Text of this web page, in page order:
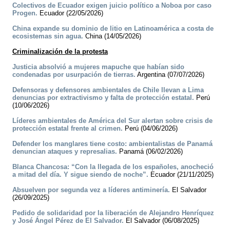
Colectivos de Ecuador exigen juicio político a Noboa por caso
Progen. Ecuador (22/05/2026)
China expande su dominio de litio en Latinoamérica a costa de
ecosistemas sin agua. China (14/05/2026)
Criminalización de la protesta
Justicia absolvió a mujeres mapuche que habían sido
condenadas por usurpación de tierras. Argentina (07/07/2026)
Defensoras y defensores ambientales de Chile llevan a Lima
denuncias por extractivismo y falta de protección estatal. Perú
(10/06/2026)
Líderes ambientales de América del Sur alertan sobre crisis de
protección estatal frente al crimen. Perú (04/06/2026)
Defender los manglares tiene costo: ambientalistas de Panamá
denuncian ataques y represalias. Panamá (06/02/2026)
Blanca Chancosa: “Con la llegada de los españoles, anocheció
a mitad del día. Y sigue siendo de noche”. Ecuador (21/11/2025)
Absuelven por segunda vez a líderes antiminería. El Salvador
(26/09/2025)
Pedido de solidaridad por la liberación de Alejandro Henríquez
y José Ángel Pérez de El Salvador. El Salvador (06/08/2025)